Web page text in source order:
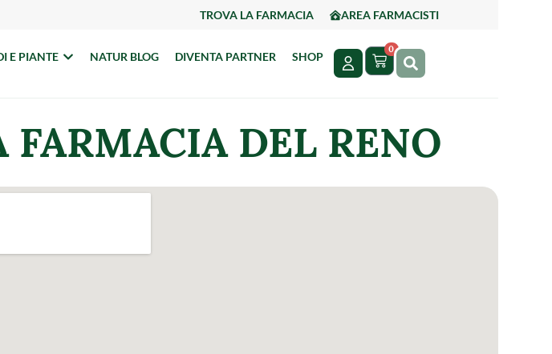
TROVA LA FARMACIA AREA FARMACISTI
E PIANTE NATUR BLOG DIVENTA PARTNER SHOP
0
DEL RENO